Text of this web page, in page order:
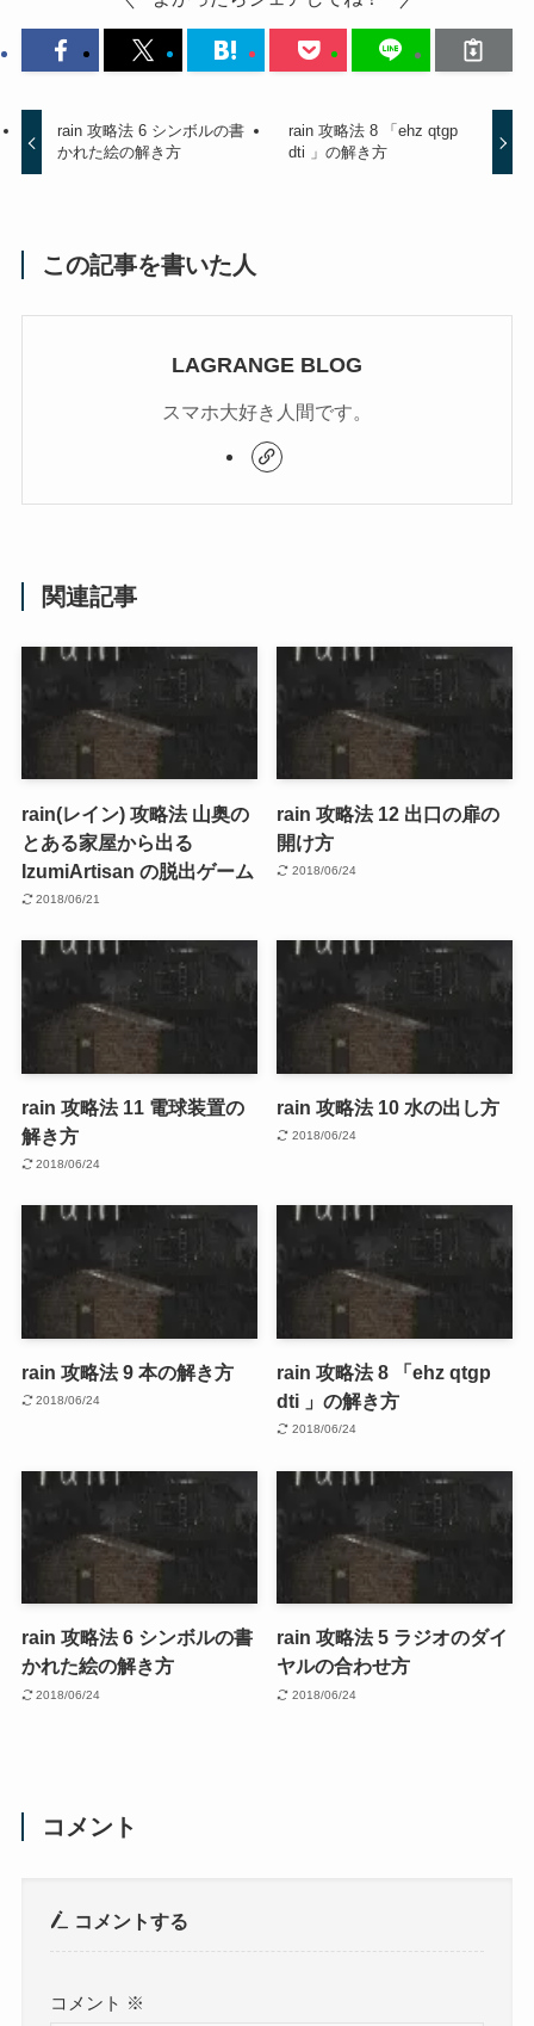
rain 攻略法 6 シンボルの書
かれた絵の解き方
rain 攻略法 8 「ehz qtgp
dti 」の解き方
この記事を書いた人
LAGRANGE BLOG
スマホ大好き人間です。
関連記事
rain(レイン) 攻略法 山奥の
とある家屋から出る
IzumiArtisan の脱出ゲーム
2018/06/21
rain 攻略法 12 出口の扉の
開け方
2018/06/24
rain 攻略法 11 電球装置の
解き方
2018/06/24
rain 攻略法 10 水の出し方
2018/06/24
rain 攻略法 9 本の解き方
2018/06/24
rain 攻略法 8 「ehz qtgp
dti 」の解き方
2018/06/24
rain 攻略法 6 シンボルの書
かれた絵の解き方
2018/06/24
rain 攻略法 5 ラジオのダイ
ヤルの合わせ方
2018/06/24
コメント
コメントする
コメント ※